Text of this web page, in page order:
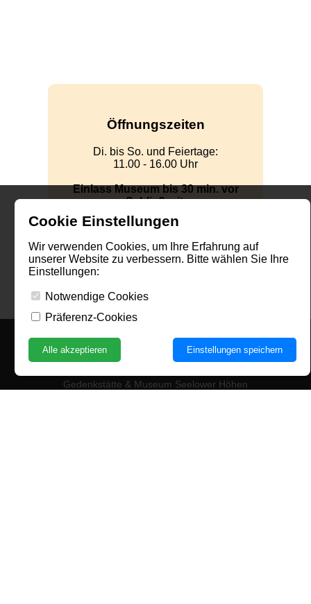
Öffnungszeiten
Di. bis So. und Feiertage:
11.00 - 16.00 Uhr
Einlass Museum bis 30 min. vor
Schließzeit.
Die Außenanlagen sind jederzeit
Kontakt
Gedenkstätte & Museum Seelower Höhen
Cookie Einstellungen
Wir verwenden Cookies, um Ihre Erfahrung auf
unserer Website zu verbessern. Bitte wählen Sie Ihre
Einstellungen:
Notwendige Cookies
Präferenz-Cookies
Alle akzeptieren Einstellungen speichern